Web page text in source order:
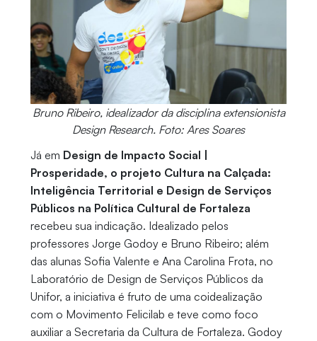
Bruno Ribeiro, idealizador da disciplina extensionista
Design Research. Foto: Ares Soares
Já em Design de Impacto Social |
Prosperidade, o projeto Cultura na Calçada:
Inteligência Territorial e Design de Serviços
Públicos na Política Cultural de Fortaleza
recebeu sua indicação. Idealizado pelos
professores Jorge Godoy e Bruno Ribeiro; além
das alunas Sofia Valente e Ana Carolina Frota, no
Laboratório de Design de Serviços Públicos da
Unifor, a iniciativa é fruto de uma coidealização
com o Movimento Felicilab e teve como foco
auxiliar a Secretaria da Cultura de Fortaleza. Godoy